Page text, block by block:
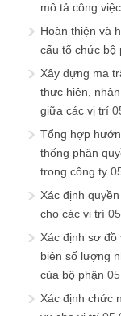
mô tả công việc
Hoàn thiện và
cấu tổ chức bộ
Xây dựng ma
thực hiện,
giữa các vị trí
Tổng hợp
thống phân
trong công ty
Xác định
cho các vị trí
Xác định sơ
biên số lượng
của bộ phận
Xác định chức